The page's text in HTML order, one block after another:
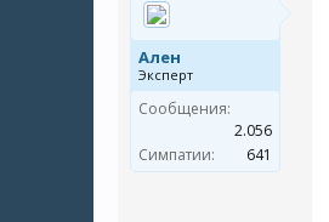
Ален
Эксперт
Сообщения:
2.056
Симпатии:
641